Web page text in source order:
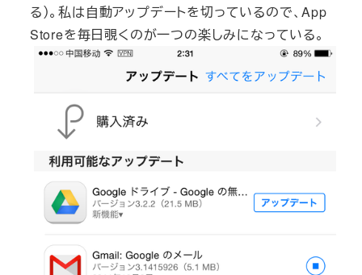
る）。私は自動アップデートを切っているので、App
Storeを毎日覗くのが一つの楽しみになっている。